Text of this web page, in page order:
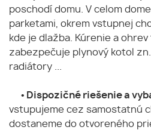
poschodí domu. V celom
parketami, okrem vstupnej
kde je dlažba. Kúrenie a
zabezpečuje plynový kotol zn.
radiátory ...
• Dispozičné riešenie a
vstupujeme cez samostatnú
dostaneme do otvoreného